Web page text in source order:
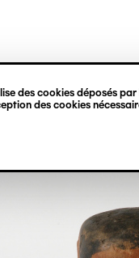
des cookies déposés
des cookies